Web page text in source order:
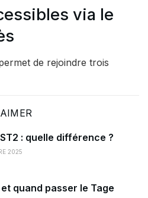
via le
de rejoindre trois
: quelle différence ?
2025
quand passer le Tage